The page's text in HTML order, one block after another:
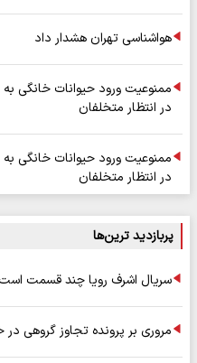
هواشناسی تهران هشدار داد
ممنوعیت ورود حیوانات خانگی
در انتظار متخلفان
ممنوعیت ورود حیوانات خانگی
در انتظار متخلفان
پربازدید ترین‌ها
سریال اشرف رویا چند قسمت
مروری بر پرونده تجاوز گروهی